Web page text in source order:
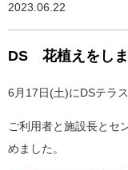
2023.06.22
DS 花植えをしま
6月17日(土)にDSテラ
ご利用者と施設長とセ
めました。